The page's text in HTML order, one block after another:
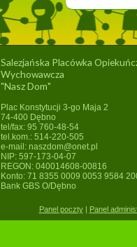
Salezjańska Placówka
Wychowawcza
"Nasz Dom"
Plac Konstytucji 3-go Maja 2
74-400 Dębno
tel/fax: 95 760-48-54
tel.kom.: 514-220-505
e-mail: naszdom@onet.pl
NIP: 597-173-04-07
REGON: 040014608-00816
Konto: 71 8355 0009 0053 9584
Bank GBS O/Dębno
Panel poczty| Panel